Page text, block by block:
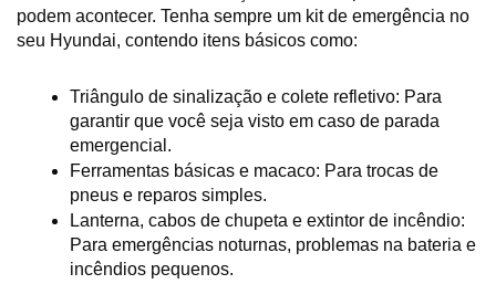
podem acontecer. Tenha sempre um kit de emergência no
seu Hyundai, contendo itens básicos como:
Triângulo de sinalização e colete refletivo: Para
garantir que você seja visto em caso de parada
emergencial.
Ferramentas básicas e macaco: Para trocas de
pneus e reparos simples.
Lanterna, cabos de chupeta e extintor de incêndio:
Para emergências noturnas, problemas na bateria e
incêndios pequenos.